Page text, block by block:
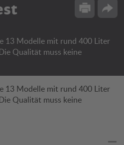
13 Modelle mit rund 400 Liter
Qualität muss keine
Drucken
13 Modelle mit rund 400 Liter
Qualität muss keine